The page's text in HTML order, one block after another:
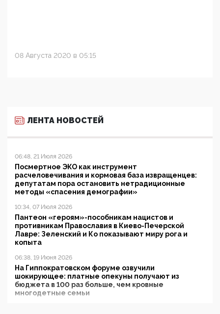
08 Августа 2020 в 05:15
ЛЕНТА НОВОСТЕЙ
06:48, 21 Июля 2026
Посмертное ЭКО как инструмент
расчеловечивания и кормовая база извращенцев:
депутатам пора остановить нетрадиционные
методы «спасения демографии»
10:34, 07 Июля 2026
Пантеон «героям»-пособникам нацистов и
противникам Православия в Киево-Печерской
Лавре: Зеленский и Ко показывают миру рога и
копыта
06:38, 19 Июня 2026
На Гиппократовском форуме озвучили
шокирующее: платные опекуны получают из
бюджета в 100 раз больше, чем кровные
многодетные семьи